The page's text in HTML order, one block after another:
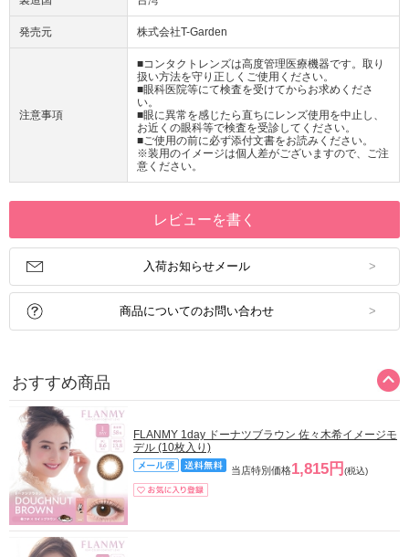
発売元 株式会社T-Garden
注意事項
■コンタクトレンズは高度管理医療機器です。取り
扱い方法を守り正しくご使用ください。
■眼科医院等にて検査を受けてからお求めくださ
い。
■眼に異常を感じたら直ちにレンズ使用を中止し、
お近くの眼科等で検査を受診してください。
■ご使用の前に必ず添付文書をお読みください。
※装用のイメージは個人差がございますので、ご注
意ください。
レビューを書く
入荷お知らせメール
商品についてのお問い合わせ
おすすめ商品
FLANMY 1day ドーナツブラウン 佐々木希イメージモ
デル (10枚入り)
当店特別価格1,815円 (税込)